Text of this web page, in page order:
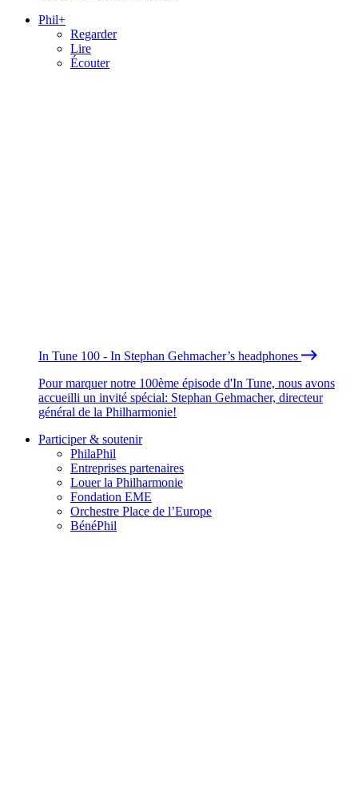
Phil+
Regarder
Lire
Écouter
In Tune 100 - In Stephan Gehmacher’s headphones
Pour marquer notre 100ème épisode d'In Tune, nous avons
accueilli un invité spécial: Stephan Gehmacher, directeur
général de la Philharmonie!
Participer & soutenir
PhilaPhil
Entreprises partenaires
Louer la Philharmonie
Fondation EME
Orchestre Place de l’Europe
BénéPhil